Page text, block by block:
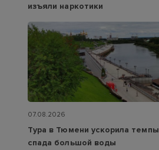
изъяли наркотики
07.08.2026
Тура в Тюмени ускорила темпы
спада большой воды